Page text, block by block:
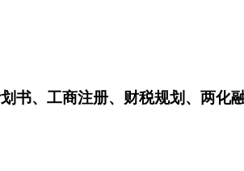
书、工商注册、财税规划、两化